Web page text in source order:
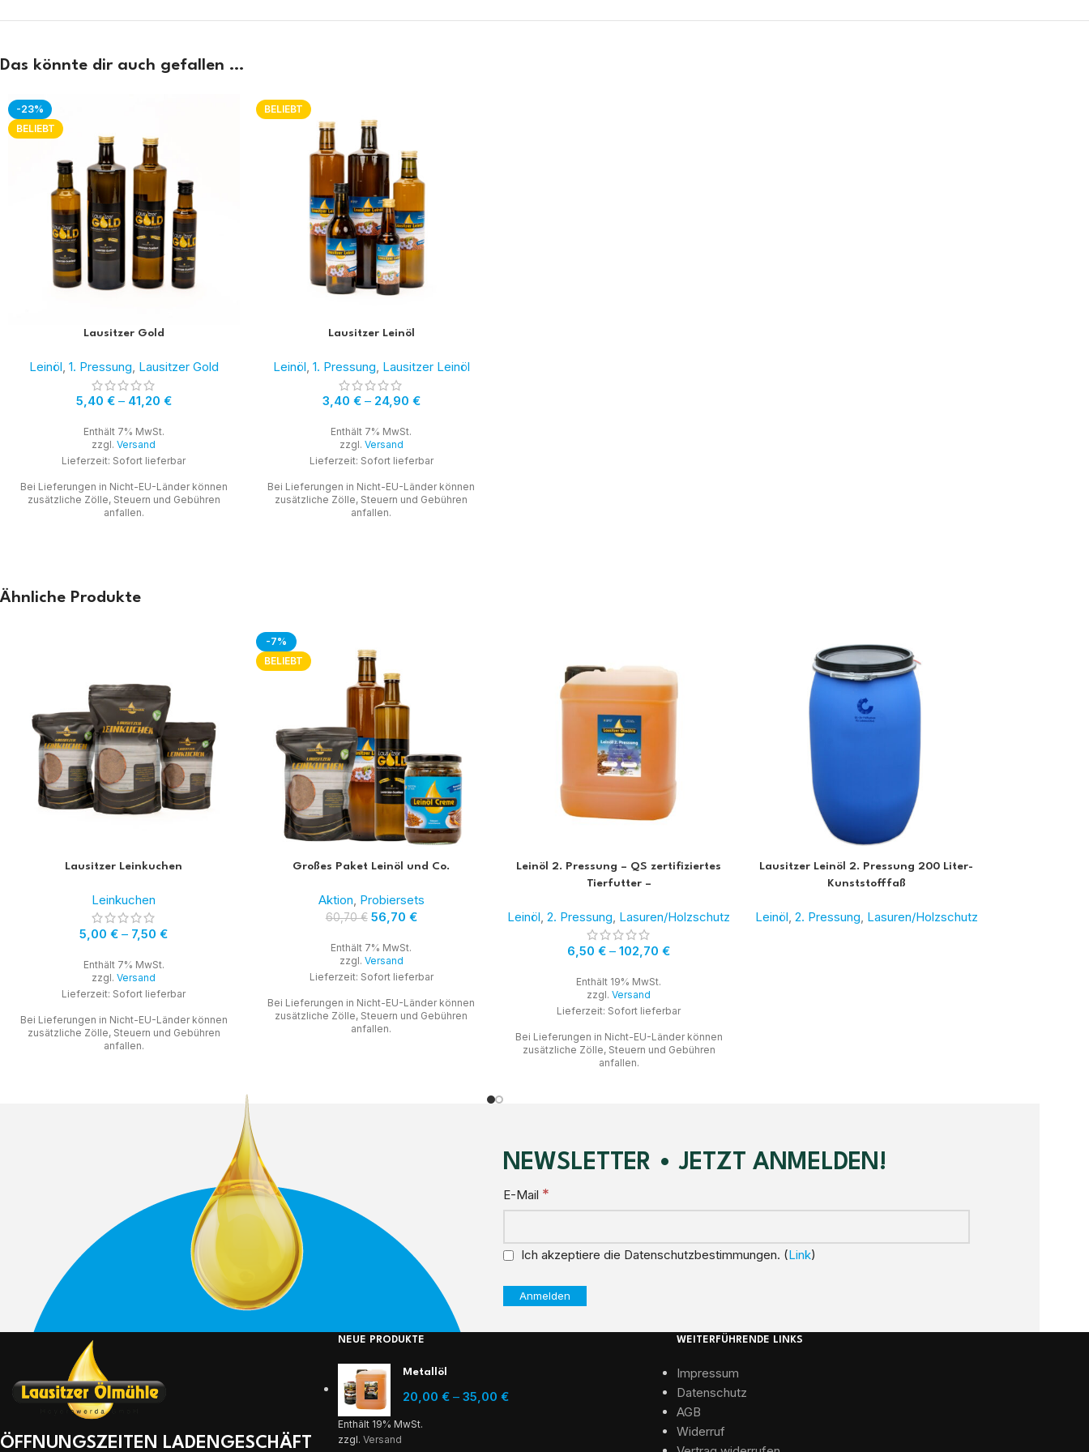
Das könnte dir auch gefallen …
-23%
BELIEBT
Lausitzer Gold
Leinöl, 1. Pressung, Lausitzer Gold
5,40 € – 41,20 €
Enthält 7% MwSt.
zzgl.Versand
Lieferzeit: Sofort lieferbar
Bei Lieferungen in Nicht-EU-Länder können
zusätzliche Zölle, Steuern und Gebühren
anfallen.
BELIEBT
Lausitzer Leinöl
Leinöl, 1. Pressung, Lausitzer Leinöl
3,40 € – 24,90 €
Enthält 7% MwSt.
zzgl. Versand
Lieferzeit: Sofort lieferbar
Bei Lieferungen in Nicht-EU-Länder können
zusätzliche Zölle, Steuern und Gebühren
anfallen.
Ähnliche Produkte
Lausitzer Leinkuchen
Leinkuchen
5,00€ – 7,50€
Enthält 7% MwSt.
zzgl.Versand
Lieferzeit: Sofort lieferbar
Bei Lieferungen in Nicht-EU-Länder können
zusätzliche Zölle, Steuern und Gebühren
anfallen.
-7%
BELIEBT
Großes Paket Leinöl und Co.
Aktion, Probiersets
60,70€ 56,70 €
Enthält 7% MwSt.
zzgl. Versand
Lieferzeit: Sofort lieferbar
Bei Lieferungen in Nicht-EU-Länder können
zusätzliche Zölle, Steuern und Gebühren
anfallen.
Leinöl 2. Pressung – QS zertifiziertes
Tierfutter –
Leinöl,2. Pressung, Lasuren/Holzschutz
6,50€ –102,70€
Enthält 19% MwSt.
zzgl.Versand
Lieferzeit: Sofort lieferbar
Bei Lieferungen in Nicht-EU-Länder können
zusätzliche Zölle, Steuern und Gebühren
anfallen.
Lausitzer Leinöl 2. Pressung 200 Liter-
Kunststofffaß
Leinöl, 2. Pressung, Lasuren/Holzschutz
NEWSLETTER • JETZT ANMELDEN!
E-Mail *
Ich akzeptiere die Datenschutzbestimmungen. (Link)
ÖFFNUNGSZEITEN LADENGESCHÄFT
NEUE PRODUKTE
Metallöl
20,00€ –35,00€
Enthält 19% MwSt.
zzgl.Versand
WEITERFÜHRENDE LINKS
Impressum
Datenschutz
AGB
Widerruf